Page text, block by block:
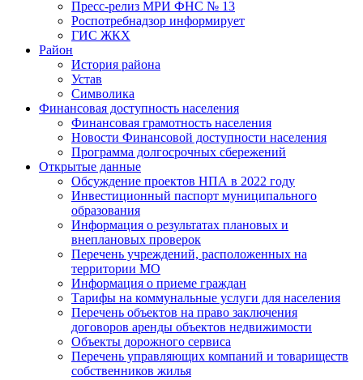
Пресс-релиз МРИ ФНС № 13
Роспотребнадзор информирует
ГИС ЖКХ
Район
История района
Устав
Символика
Финансовая доступность населения
Финансовая грамотность населения
Новости Финансовой доступности населения
Программа долгосрочных сбережений
Открытые данные
Обсуждение проектов НПА в 2022 году
Инвестиционный паспорт муниципального
образования
Информация о результатах плановых и
внеплановых проверок
Перечень учреждений, расположенных на
территории МО
Информация о приеме граждан
Тарифы на коммунальные услуги для населения
Перечень объектов на право заключения
договоров аренды объектов недвижимости
Объекты дорожного сервиса
Перечень управляющих компаний и товариществ
собственников жилья